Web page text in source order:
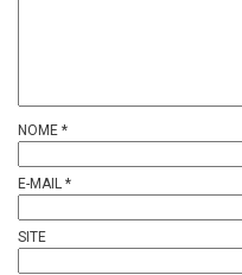
NOME *
E-MAIL *
SITE